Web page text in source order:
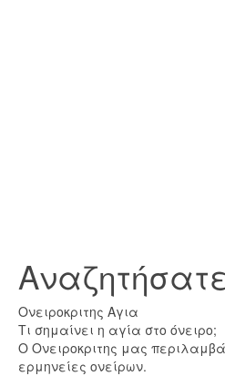
Ονειροκριτης Αγια
Τι σημαίνει η αγία στο όνειρο;
Ο Ονειροκριτης μας
ερμηνείες ονείρων.